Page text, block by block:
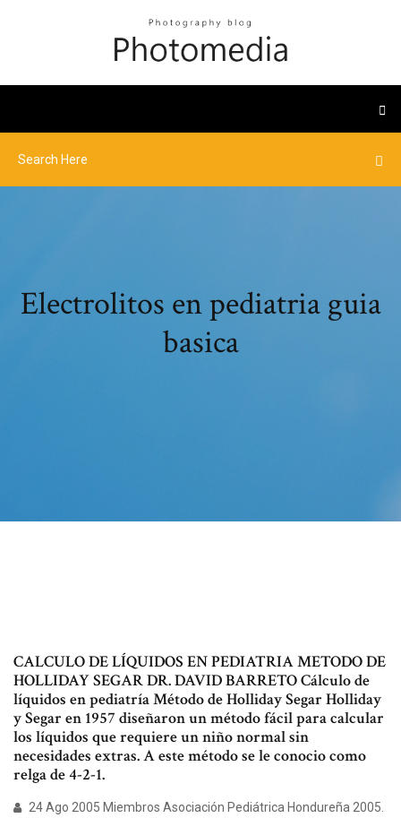
Electrolitos en pediatria guia
basica
CALCULO DE LÍQUIDOS EN PEDIATRIA METODO DE
HOLLIDAY SEGAR DR. DAVID BARRETO Cálculo de
líquidos en pediatría Método de Holliday Segar Holliday
y Segar en 1957 diseñaron un método fácil para calcular
los líquidos que requiere un niño normal sin
necesidades extras. A este método se le conocio como
relga de 4-2-1.
24 Ago 2005 Miembros Asociación Pediátrica Hondureña 2005.